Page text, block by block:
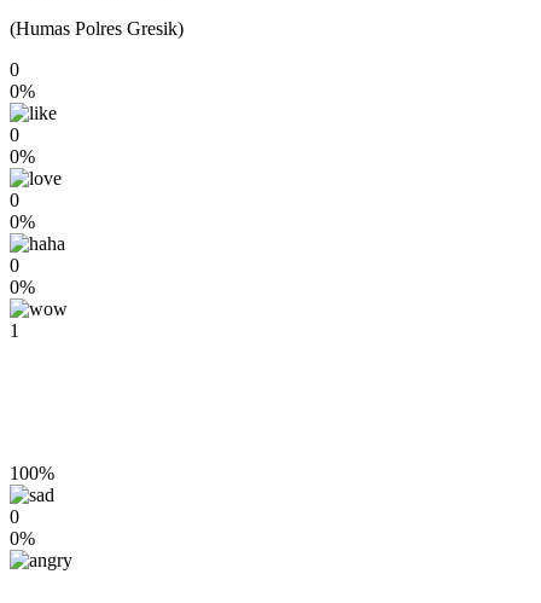
(Humas Polres Gresik)
0
0%
0
0%
0
0%
0
0%
1
100%
0
0%